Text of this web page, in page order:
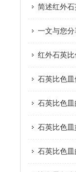
石英比色
石英比色
石英比色